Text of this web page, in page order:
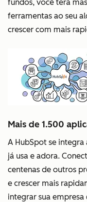
fundos, você terá
ferramentas ao seu
crescer com mais
Mais de 1.500
A HubSpot se
já usa e adora.
centenas de outros
e crescer mais
integrar sua empresa